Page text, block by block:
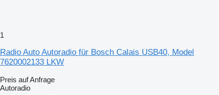
1
Radio Auto Autoradio für Bosch Calais USB40, Model
7620002133 LKW
Preis auf Anfrage
Autoradio